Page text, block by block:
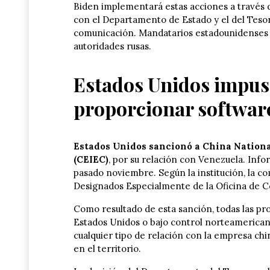
Biden implementará estas acciones a
con el Departamento de Estado y el del
comunicación. Mandatarios
autoridades rusas.
Estados Unidos
proporcionar
Estados Unidos sancionó a China
(CEIEC), por su relación con Venezuela.
pasado noviembre. Según la institución, la
Designados Especialmente de la Oficina de
Como resultado de esta sanción, todas las
Estados Unidos o bajo control
cualquier tipo de relación con la empresa
en el territorio.